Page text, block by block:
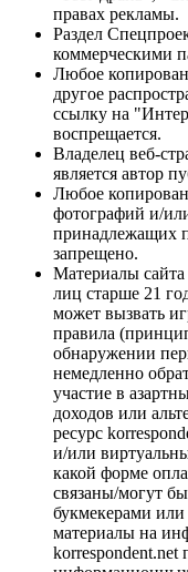
правах рекламы.
Раздел
коммерческими
Любое
другое
ссылку на
воспрещается.
Владелец веб-
является автор
Любое
фотографий и/
принадлежащих
запрещено.
Материалы сайта
лиц старше 21
может вызвать
правила
обнаружении
немедленно
участие в
доходов или
ресурс
и/или
какой форме
связаны/могут
букмекерами
материалы на
korrespondent.net